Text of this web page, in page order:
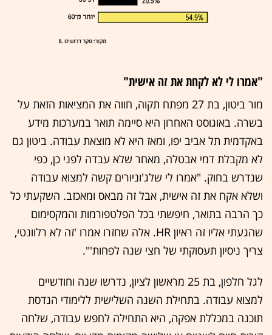
"אמרו לי לא לקחת את זה אישית"
מור ביטון, בת 27 מפתח תקוה, חווה את המציאות הזאת על
בשרה. באוגוסט האחרון היא סיימה תואר במערכות מידע
באקדמית תל אביב יפו, ומאז היא לא מוצאת עבודה. ביטון גם
לא מקבלת דמי אבטלה, מאחר שלא עבדה לפני כן, כפי
שנדרש בחוק. "אמרו לי שלג'וניורים קשה למצוא עבודה
ושלא אקח את זה אישית, אבל זה מבאס ומאכזב. השקעתי כל
כך הרבה בתואר, חיפשתי בכל הפלטפורמות והמקסימום
שהגעתי אליו זה ראיון HR. אלה שחזרו אמרו 'זה לא רלוונטי,
צריך ניסיון תעסוקתי של חצי שנה לפחות'".
לגל חלפון, בת 25 מראשון לציון, נדרשו שנה וחודשיים
למצוא עבודה. בתחילת השנה השלישית ללימודי הנדסת
תוכנה במכללת אפקה, היא התחילה לחפש עבודה, שלחה